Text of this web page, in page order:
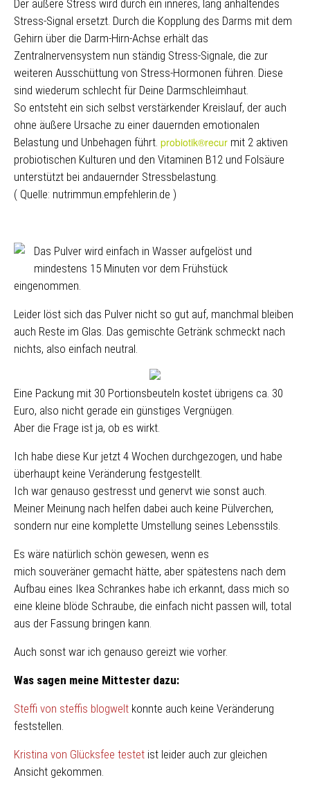
Der äußere Stress wird durch ein inneres, lang anhaltendes
Stress-Signal ersetzt. Durch die Kopplung des Darms mit dem
Gehirn über die Darm-Hirn-Achse erhält das
Zentralnervensystem nun ständig Stress-Signale, die zur
weiteren Ausschüttung von Stress-Hormonen führen. Diese
sind wiederum schlecht für Deine Darmschleimhaut.
So entsteht ein sich selbst verstärkender Kreislauf, der auch
ohne äußere Ursache zu einer dauernden emotionalen
Belastung und Unbehagen führt. probiotik®recur mit 2 aktiven
probiotischen Kulturen und den Vitaminen B12 und Folsäure
unterstützt bei andauernder Stressbelastung.
( Quelle: nutrimmun.empfehlerin.de )
Das Pulver wird einfach in Wasser aufgelöst und
mindestens 15 Minuten vor dem Frühstück
eingenommen.
Leider löst sich das Pulver nicht so gut auf, manchmal bleiben
auch Reste im Glas. Das gemischte Getränk schmeckt nach
nichts, also einfach neutral.
Eine Packung mit 30 Portionsbeuteln kostet übrigens ca. 30
Euro, also nicht gerade ein günstiges Vergnügen.
Aber die Frage ist ja, ob es wirkt.
Ich habe diese Kur jetzt 4 Wochen durchgezogen, und habe
überhaupt keine Veränderung festgestellt.
Ich war genauso gestresst und genervt wie sonst auch.
Meiner Meinung nach helfen dabei auch keine Pülverchen,
sondern nur eine komplette Umstellung seines Lebensstils.
Es wäre natürlich schön gewesen, wenn es
mich souveräner gemacht hätte, aber spätestens nach dem
Aufbau eines Ikea Schrankes habe ich erkannt, dass mich so
eine kleine blöde Schraube, die einfach nicht passen will, total
aus der Fassung bringen kann.
Auch sonst war ich genauso gereizt wie vorher.
Was sagen meine Mittester dazu:
Steffi von steffis blogwelt konnte auch keine Veränderung
feststellen.
Kristina von Glücksfee testet ist leider auch zur gleichen
Ansicht gekommen.